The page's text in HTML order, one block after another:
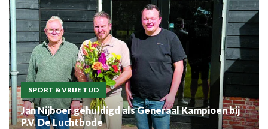
SPORT & VRIJE TIJD
Jan Nijboer gehuldigd als Generaal Kampioen bij
P.V. De Luchtbode